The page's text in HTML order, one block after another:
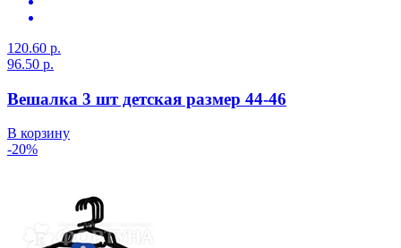
120.60 р.
96.50 р.
Вешалка 3 шт детская размер 44-46
В корзину
-20%